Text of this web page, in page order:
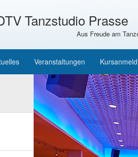
Tanzstudio Prasse
Aus Freude am
Veranstaltungen